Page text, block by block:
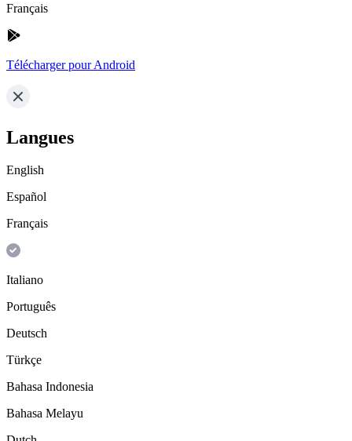
Français
Télécharger pour Android
Langues
English
Español
Français
Italiano
Português
Deutsch
Türkçe
Bahasa Indonesia
Bahasa Melayu